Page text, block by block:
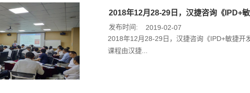
2018年12月28-29日，汉捷咨询《IPD+
2019-02-07
发布时间:
2018年12月28-29日，汉捷咨询《IPD+敏捷开
课程由汉捷...